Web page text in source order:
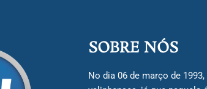
SOBRE NÓS
No dia 06 de março de